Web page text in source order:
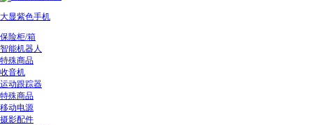
大显紫色手机
保险柜/箱
智能机器人
特殊商品
收音机
运动跟踪器
特殊商品
移动电源
摄影配件